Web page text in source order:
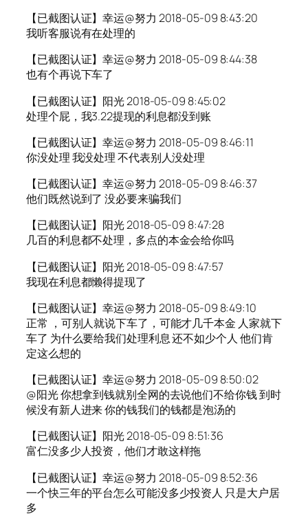
【已截图认证】幸运@努力 2018-05-09 8:43:20
我听客服说有在处理的
【已截图认证】幸运@努力 2018-05-09 8:44:38
也有个再说下车了
【已截图认证】阳光 2018-05-09 8:45:02
处理个屁，我3.22提现的利息都没到账
【已截图认证】幸运@努力 2018-05-09 8:46:11
你没处理 我没处理 不代表别人没处理
【已截图认证】幸运@努力 2018-05-09 8:46:37
他们既然说到了 没必要来骗我们
【已截图认证】阳光 2018-05-09 8:47:28
几百的利息都不处理，多点的本金会给你吗
【已截图认证】阳光 2018-05-09 8:47:57
我现在利息都懒得提现了
【已截图认证】幸运@努力 2018-05-09 8:49:10
正常 ，可别人就说下车了，可能才几千本金 人家就下
车了 为什么要给我们处理利息 还不如少个人 他们肯
定这么想的
【已截图认证】幸运@努力 2018-05-09 8:50:02
@阳光 你想拿到钱就别全网的去说他们不给你钱 到时
候没有新人进来 你的钱我们的钱都是泡汤的
【已截图认证】阳光 2018-05-09 8:51:36
富仁没多少人投资，他们才敢这样拖
【已截图认证】幸运@努力 2018-05-09 8:52:36
一个快三年的平台怎么可能没多少投资人 只是大户居
多